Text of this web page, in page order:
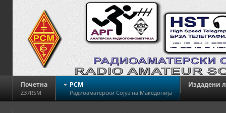
Почетна
Z37RSM
РСМ
Радиоаматерски Сојуз на Македонија
Издадени